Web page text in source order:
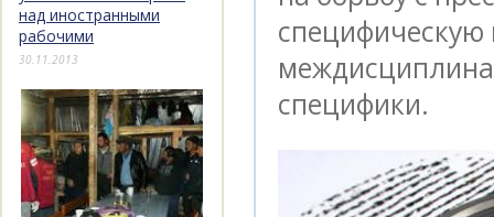
специфическую
специфики.
над иностранными
рабочими
30.11.2013